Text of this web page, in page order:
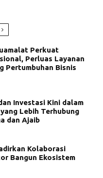
Perkuat
Perluas Layanan
Pertumbuhan Bisnis
Investasi Kini dalam
Lebih Terhubung
dan Ajaib
Kolaborasi
Bangun Ekosistem